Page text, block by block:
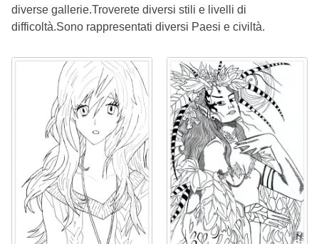
diverse gallerie.Troverete diversi stili e livelli di
difficoltà.Sono rappresentati diversi Paesi e civiltà.